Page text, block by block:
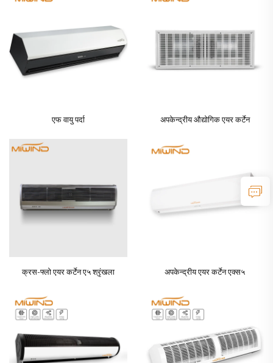
एफ वायु पर्दा अपकेन्द्रीय औद्योगिक एयर कर्टेन
क्रस-फ्लो एयर कर्टेन ए५ श्रृंखला अपकेन्द्रीय एयर कर्टेन एक्स५